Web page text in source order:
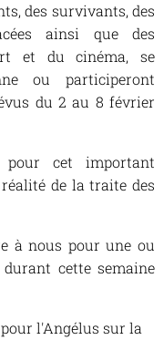
des survivants, des
ainsi que des
et du cinéma, se
ou participeront
du 2 au 8 février
pour cet important
de la traite des
à nous pour une ou
cette semaine
l'Angélus sur la